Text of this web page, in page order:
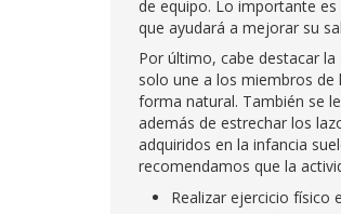
de equipo. Lo importante
que ayudará a mejorar su
Por último, cabe destacar la
solo une a los miembros de
forma natural. También se
además de estrechar los
adquiridos en la infancia
recomendamos que la
Realizar ejercicio físico